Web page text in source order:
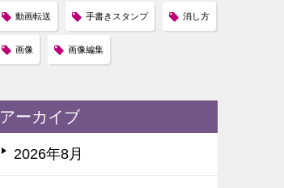
動画転送 手書きスタンプ 消し方
画像 画像編集
アーカイブ
2026年8月